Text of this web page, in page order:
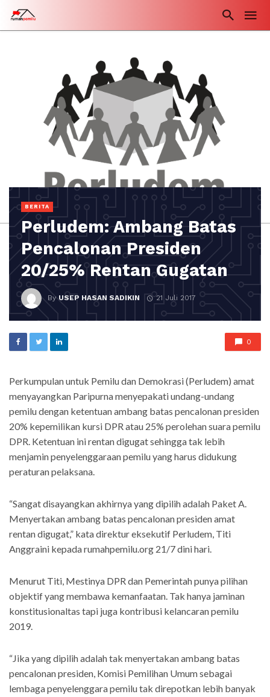
BERITA
Perludem: Ambang Batas
Pencalonan Presiden
20/25% Rentan Gugatan
ByUSEP HASAN SADIKIN 21 Juli 2017
0
Perkumpulan untuk Pemilu dan Demokrasi (Perludem) amat
menyayangkan Paripurna menyepakati undang-undang
pemilu dengan ketentuan ambang batas pencalonan presiden
20% kepemilikan kursi DPR atau 25% perolehan suara pemilu
DPR. Ketentuan ini rentan digugat sehingga tak lebih
menjamin penyelenggaraan pemilu yang harus didukung
peraturan pelaksana.
“Sangat disayangkan akhirnya yang dipilih adalah Paket A.
Menyertakan ambang batas pencalonan presiden amat
rentan digugat,” kata direktur eksekutif Perludem, Titi
Anggraini kepada rumahpemilu.org 21/7 dini hari.
Menurut Titi, Mestinya DPR dan Pemerintah punya pilihan
objektif yang membawa kemanfaatan. Tak hanya jaminan
konstitusionaltas tapi juga kontribusi kelancaran pemilu
2019.
“Jika yang dipilih adalah tak menyertakan ambang batas
pencalonan presiden, Komisi Pemilihan Umum sebagai
lembaga penyelenggara pemilu tak direpotkan lebih banyak